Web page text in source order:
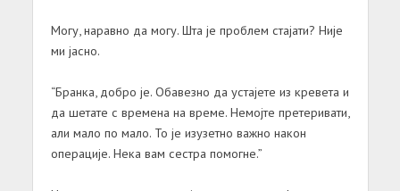
Могу, наравно да могу. Шта је проблем стајати? Није
ми јасно.
“Бранка, добро је. Обавезно да устајете из кревета и
да шетате с времена на време. Немојте претеривати,
али мало по мало. То је изузетно важно након
операције. Нека вам сестра помогне.”